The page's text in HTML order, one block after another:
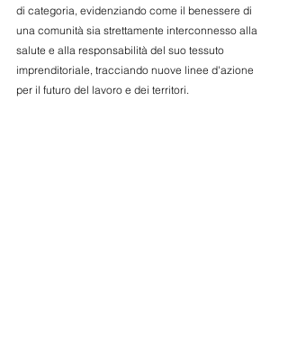
di categoria, evidenziando come il benessere di
una comunità sia strettamente interconnesso alla
salute e alla responsabilità del suo tessuto
imprenditoriale, tracciando nuove linee d'azione
per il futuro del lavoro e dei territori.